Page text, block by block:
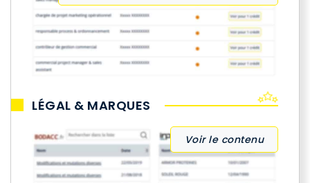
LÉGAL & MARQUES
Voir le contenu